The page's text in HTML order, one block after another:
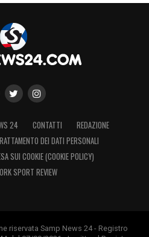
24 CONTATTI
REDAZIONE
DEI DATI PERSONALI
SUI COOKIE (COOKIE POLICY)
SPORT REVIEW
riservata Samp News 24 - Registro